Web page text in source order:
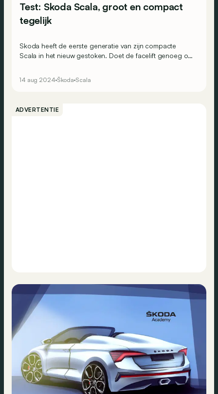
Test: Skoda Scala, groot en compact
tegelijk
Skoda heeft de eerste generatie van zijn compacte
Scala in het nieuw gestoken. Doet de facelift genoeg om
14 aug 2024 Škoda Scala
ADVERTENTIE